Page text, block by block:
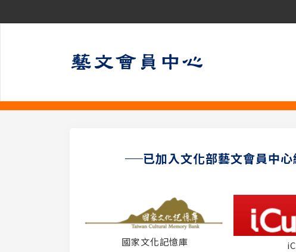
已加入文化部藝文會員中
國家文化記憶庫